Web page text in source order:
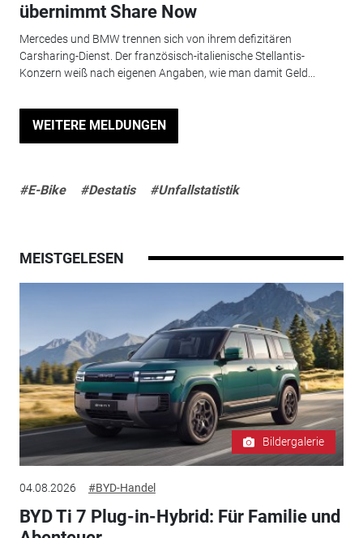
übernimmt Share Now
Mercedes und BMW trennen sich von ihrem defizitären
Carsharing-Dienst. Der französisch-italienische Stellantis-
Konzern weiß nach eigenen Angaben, wie man damit Geld...
WEITERE MELDUNGEN
#E-Bike #Destatis #Unfallstatistik
MEISTGELESEN
Bildergalerie
04.08.2026 #BYD-Handel
BYD Ti 7 Plug-in-Hybrid: Für Familie und